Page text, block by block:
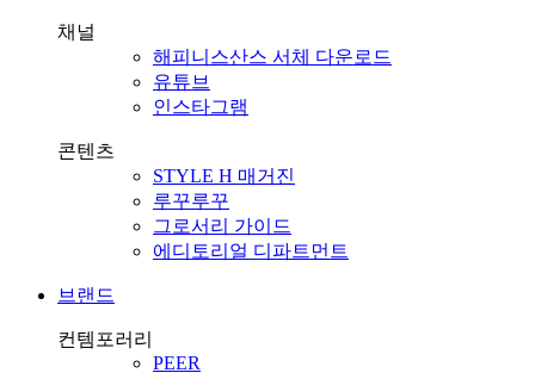
채널
해피니스산스 서체 다운로드
유튜브
인스타그램
콘텐츠
STYLE H 매거진
루꾸루꾸
그로서리 가이드
에디토리얼 디파트먼트
브랜드
컨템포러리
PEER